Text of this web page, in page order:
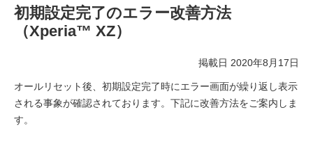
初期設定完了のエラー改善方法
（Xperia™ XZ）
掲載日 2020年8月17日
オールリセット後、初期設定完了時にエラー画面が繰り返し表示
される事象が確認されております。下記に改善方法をご案内しま
す。